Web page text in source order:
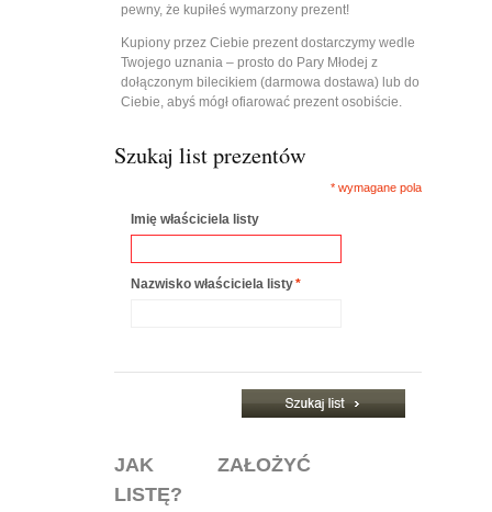
pewny, że kupiłeś wymarzony prezent!
Kupiony przez Ciebie prezent dostarczymy wedle
Twojego uznania – prosto do Pary Młodej z
dołączonym bilecikiem (darmowa dostawa) lub do
Ciebie, abyś mógł ofiarować prezent osobiście.
Szukaj list prezentów
* wymagane pola
Imię właściciela listy
*
Nazwisko właściciela listy
JAK ZAŁOŻYĆ
LISTĘ?